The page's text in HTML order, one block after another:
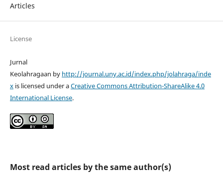
Articles
License
Jurnal
Keolahragaan by http://journal.uny.ac.id/index.php/jolahraga/inde
xis licensed under aCreative Commons Attribution-ShareAlike 4.0
International License.
Most read articles by the same author(s)